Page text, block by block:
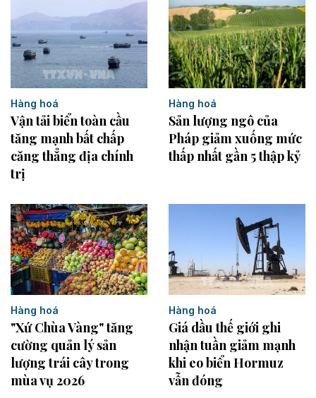
Hàng hoá
Vận tải biển toàn cầu
tăng mạnh bất chấp
căng thẳng địa chính
trị
Hàng hoá
Sản lượng ngô của
Pháp giảm xuống mức
thấp nhất gần 5 thập kỷ
Hàng hoá
"Xứ Chùa Vàng" tăng
cường quản lý sản
lượng trái cây trong
mùa vụ 2026
Hàng hoá
Giá dầu thế giới ghi
nhận tuần giảm mạnh
khi eo biển Hormuz
vẫn đóng